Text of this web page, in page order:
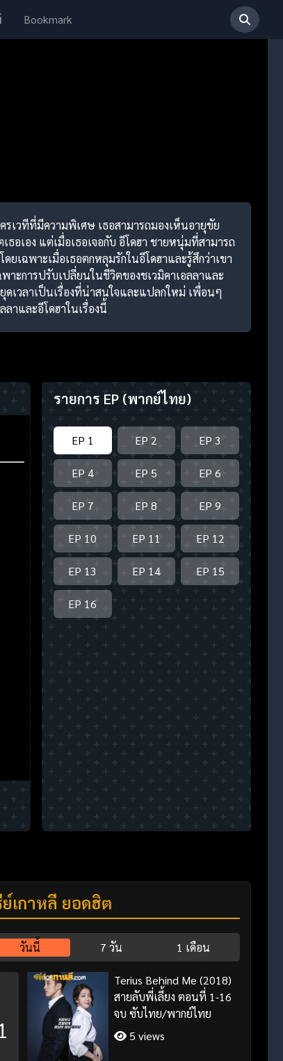
Bookmark
รเวทีที่มีความพิเศษ เธอสามารถมองเห็นอายุขัย
อเอง แต่เมื่อเธอเจอกับ อีโดฮา ชายหนุ่มที่สามารถ
ยเฉพาะเมื่อเธอตกหลุมรักในอีโดฮาและรู้สึกว่าเขา
าะการปรับเปลี่ยนในชีวิตของชเวมิคาเอลลาและ
เวลาเป็นเรื่องที่น่าสนใจและแปลกใหม่ เพื่อนๆ
าและอีโดฮาในเรื่องนี้
รายการ EP (พากย์ไทย)
EP 1 EP 2 EP 3
EP 4 EP 5 EP 6
EP 7 EP 8 EP 9
EP 10 EP 11 EP 12
EP 13 EP 14 EP 15
EP 16
เกาหลี ยอดฮิต
วันนี้ 7 วัน 1 เดือน
Terius Behind Me (2018)
สายลับพี่เลี้ยง ตอนที่ 1-16
จบ ซับไทย/พากย์ไทย
5 views